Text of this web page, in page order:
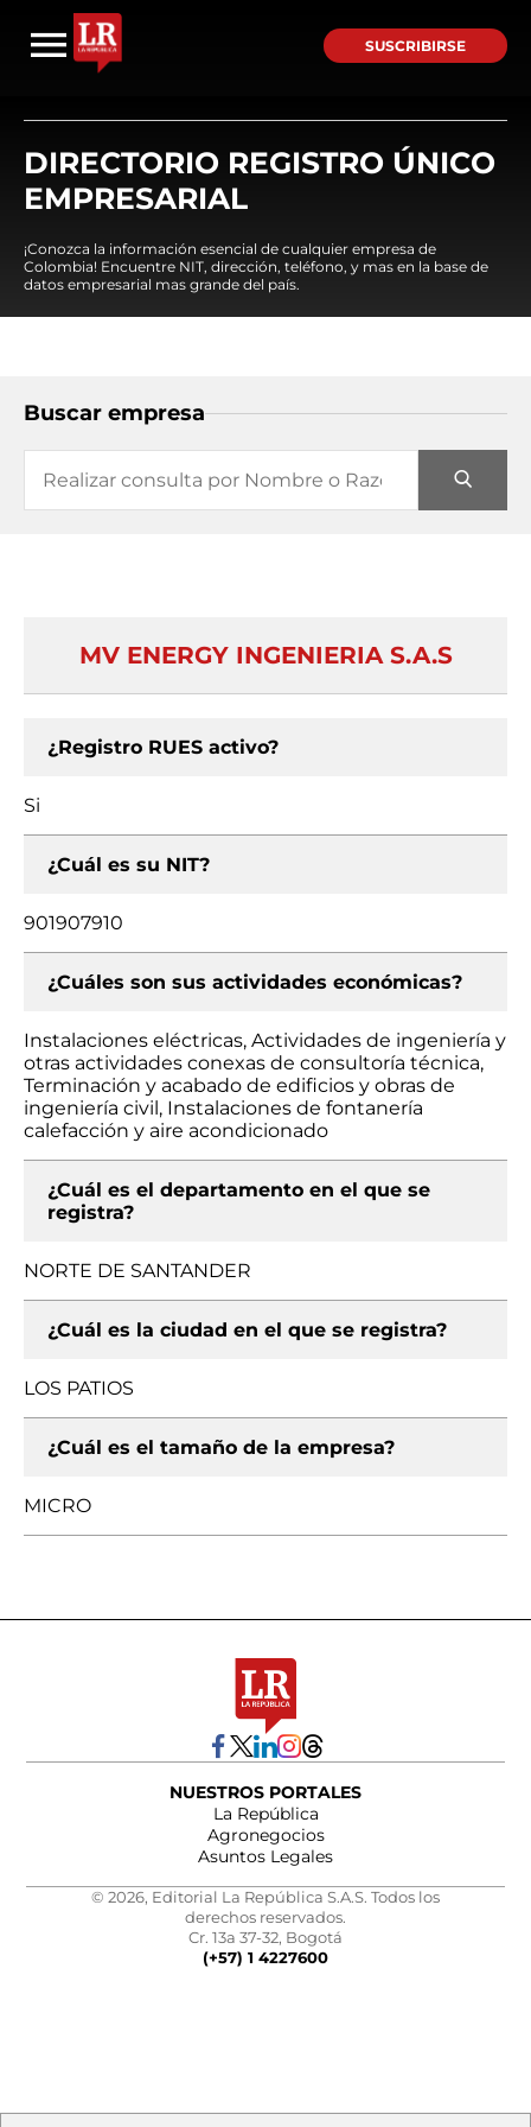
SUSCRIBIRSE
DIRECTORIO REGISTRO ÚNICO
EMPRESARIAL
¡Conozca la información esencial de cualquier empresa de
Colombia! Encuentre NIT, dirección, teléfono, y mas en la base de
datos empresarial mas grande del país.
Buscar empresa
MV ENERGY INGENIERIA S.A.S
¿Registro RUES activo?
Si
¿Cuál es su NIT?
901907910
¿Cuáles son sus actividades económicas?
Instalaciones eléctricas, Actividades de ingeniería y
otras actividades conexas de consultoría técnica,
Terminación y acabado de edificios y obras de
ingeniería civil, Instalaciones de fontanería
calefacción y aire acondicionado
¿Cuál es el departamento en el que se
registra?
NORTE DE SANTANDER
¿Cuál es la ciudad en el que se registra?
LOS PATIOS
¿Cuál es el tamaño de la empresa?
MICRO
NUESTROS PORTALES
La República
Agronegocios
Asuntos Legales
© 2026, Editorial La República S.A.S. Todos los
derechos reservados.
Cr. 13a 37-32, Bogotá
(+57) 1 4227600